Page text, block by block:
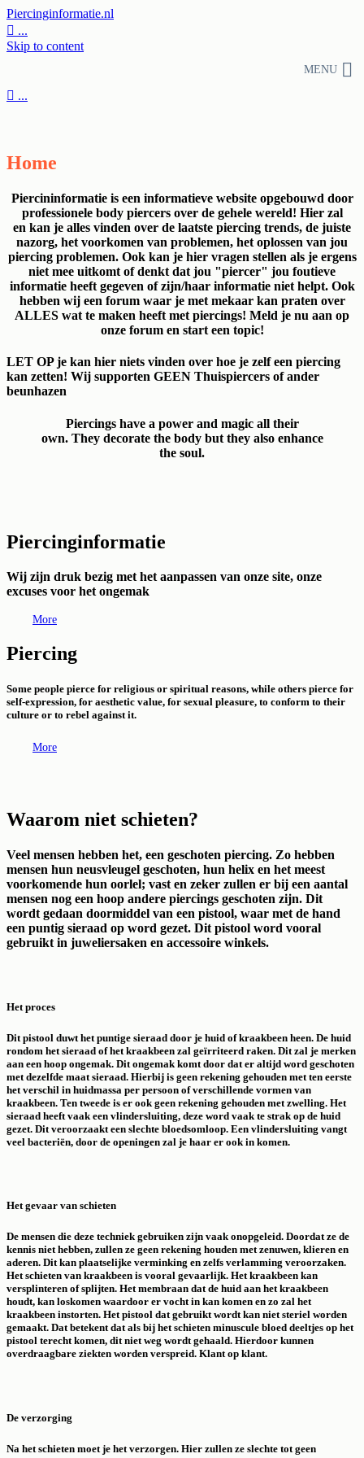
Piercinginformatie.nl
 ...
Skip to content
MENU
 ...
Home
Piercininformatie is een informatieve website opgebouwd door
professionele body piercers over de gehele wereld! Hier zal
en kan je alles vinden over de laatste piercing trends, de juiste
nazorg, het voorkomen van problemen, het oplossen van jou
piercing problemen. Ook kan je hier vragen stellen als je ergens
niet mee uitkomt of denkt dat jou "piercer" jou foutieve
informatie heeft gegeven of zijn/haar informatie niet helpt. Ook
hebben wij een forum waar je met mekaar kan praten over
ALLES wat te maken heeft met piercings! Meld je nu aan op
onze forum en start een topic!
LET OP je kan hier niets vinden over hoe je zelf een piercing
kan zetten! Wij supporten GEEN Thuispiercers of ander
beunhazen
Piercings have a power and magic all their
own. They decorate the body but they also enhance
the soul.
Piercinginformatie
Wij zijn druk bezig met het aanpassen van onze site, onze
excuses voor het ongemak
More
Piercing
Some people pierce for religious or spiritual reasons, while others pierce for
self-expression, for aesthetic value, for sexual pleasure, to conform to their
culture or to rebel against it.
More
Waarom niet schieten?
Veel mensen hebben het, een geschoten piercing. Zo hebben
mensen hun neusvleugel geschoten, hun helix en het meest
voorkomende hun oorlel; vast en zeker zullen er bij een aantal
mensen nog een hoop andere piercings geschoten zijn. Dit
wordt gedaan doormiddel van een pistool, waar met de hand
een puntig sieraad op word gezet. Dit pistool word vooral
gebruikt in juweliersaken en accessoire winkels.
Het proces
Dit pistool duwt het puntige sieraad door je huid of kraakbeen heen. De huid
rondom het sieraad of het kraakbeen zal geïrriteerd raken. Dit zal je merken
aan een hoop ongemak. Dit ongemak komt door dat er altijd word geschoten
met dezelfde maat sieraad. Hierbij is geen rekening gehouden met ten eerste
het verschil in huidmassa per persoon of verschillende vormen van
kraakbeen. Ten tweede is er ook geen rekening gehouden met zwelling. Het
sieraad heeft vaak een vlindersluiting, deze word vaak te strak op de huid
gezet. Dit veroorzaakt een slechte bloedsomloop. Een vlindersluiting vangt
veel bacteriën, door de openingen zal je haar er ook in komen.
Het gevaar van schieten
De mensen die deze techniek gebruiken zijn vaak onopgeleid. Doordat ze de
kennis niet hebben, zullen ze geen rekening houden met zenuwen, klieren en
aderen. Dit kan plaatselijke verminking en zelfs verlamming veroorzaken.
Het schieten van kraakbeen is vooral gevaarlijk. Het kraakbeen kan
versplinteren of splijten. Het membraan dat de huid aan het kraakbeen
houdt, kan loskomen waardoor er vocht in kan komen en zo zal het
kraakbeen instorten. Het pistool dat gebruikt wordt kan niet steriel worden
gemaakt. Dat betekent dat als bij het schieten minuscule bloed deeltjes op het
pistool terecht komen, dit niet weg wordt gehaald. Hierdoor kunnen
overdraagbare ziekten worden verspreid. Klant op klant.
De verzorging
Na het schieten moet je het verzorgen. Hier zullen ze slechte tot geen